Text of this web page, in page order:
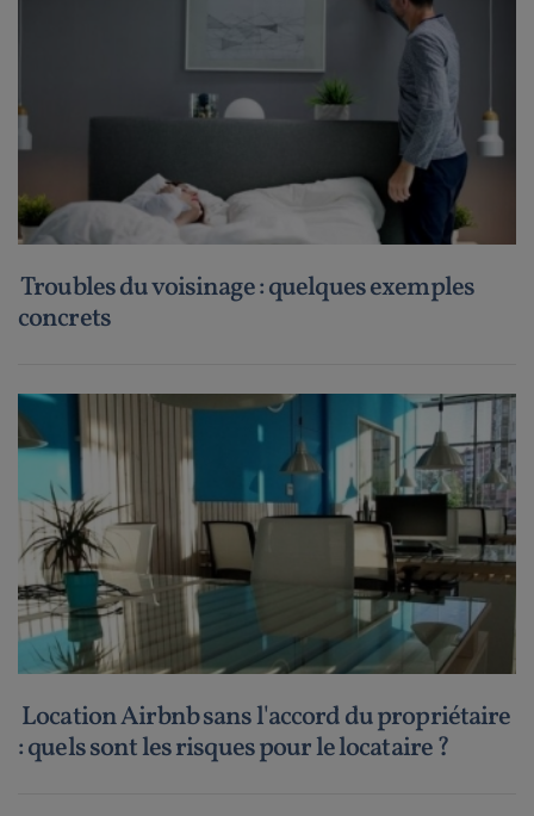
Troubles du voisinage : quelques exemples
concrets
Location Airbnb sans l'accord du propriétaire
: quels sont les risques pour le locataire ?